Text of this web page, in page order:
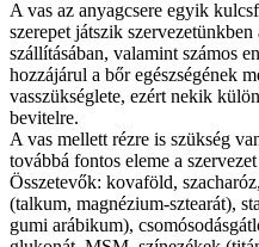
A vas az anyagcsere egyik
szerepet játszik
szállításában, valamint számos
hozzájárul a bőr egészségének
vasszükséglete, ezért nekik
bevitelre.
A vas mellett rézre is szükség
továbbá fontos eleme a
Összetevők: kovaföld,
(talkum, magnézium-sztearát),
gumi arábikum),